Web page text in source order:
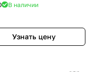
В наличии
Узнать цену